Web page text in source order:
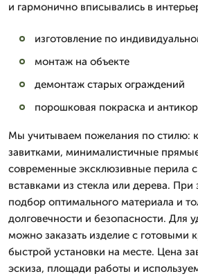
и гармонично вписывались в
изготовление по
монтаж на объекте
демонтаж старых ограждений
порошковая покраска и
Мы учитываем пожелания по стилю:
завитками, минималистичные
современные эксклюзивные перила
вставками из стекла или дерева. При
подбор оптимального материала и
долговечности и безопасности. Для
можно заказать изделие с готовыми
быстрой установки на месте. Цена
эскиза, площади работы и